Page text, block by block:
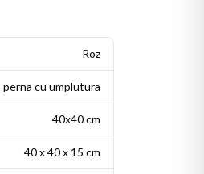
Roz
cu umplutura
40x40 cm
40 x 40 x 15 cm